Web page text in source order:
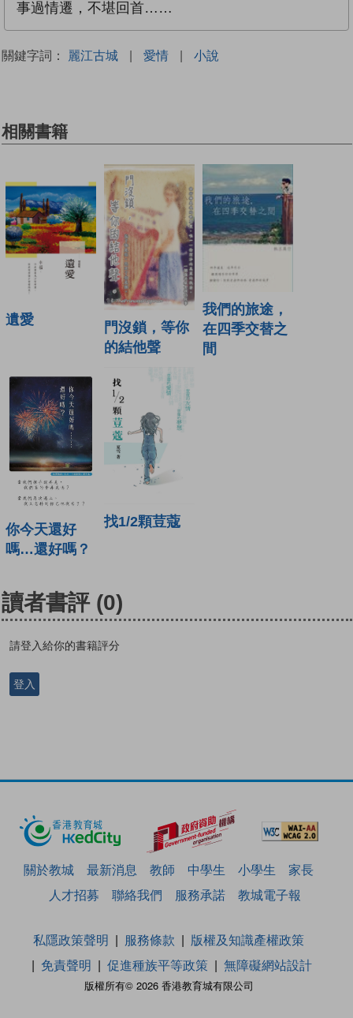
事過情遷，不堪回首……
關鍵字詞： 麗江古城 | 愛情 | 小說
相關書籍
遺愛
門沒鎖，等你
的結他聲
我們的旅途，
在四季交替之
間
你今天還好
嗎…還好嗎？
找1/2顆荳蔻
讀者書評 (0)
請登入給你的書籍評分
登入
關於教城 最新消息 教師 中學生 小學生
家長
人才招募
聯絡我們 服務承諾 教城電子報
版權所有© 2026 香港教育城有限公司
私隱政策聲明 服務條款
版權及知識產權政策
免責聲明
促進種族平等政策 無障礙網站設計